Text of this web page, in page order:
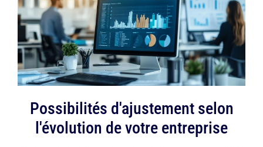
Possibilités d'ajustement selon
l'évolution de votre entreprise